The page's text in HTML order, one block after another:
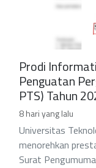
Prodi
Penguatan
PTS) Tahun
8 hari yang lalu
Universitas
menorehkan
Surat